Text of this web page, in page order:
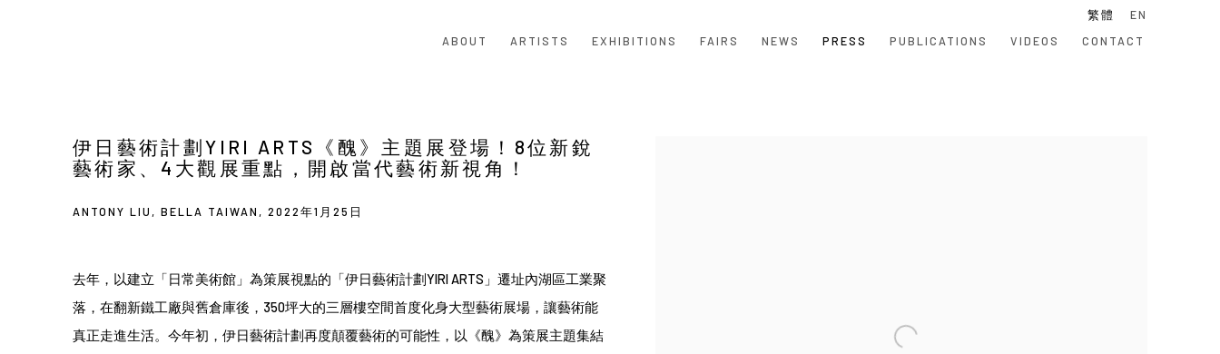
ABOUT ARTISTS EXHIBITIONS FAIRS NEWS PRESS PUBLICATIONS VIDEOS CONTACT
繁體 EN
伊日藝術計劃YIRI ARTS《醜》主題展登場！8位新銳
藝術家、4大觀展重點，開啟當代藝術新視角！
ANTONY LIU, BELLA TAIWAN, 2022年1月25日
去年，以建立「日常美術館」為策展視點的「伊日藝術計劃YIRI ARTS」遷址內湖區工業聚
落，在翻新鐵工廠與舊倉庫後，350坪大的三層樓空間首度化身大型藝術展場，讓藝術能
真正走進生活。今年初，伊日藝術計劃再度顛覆藝術的可能性，以《醜》為策展主題集結